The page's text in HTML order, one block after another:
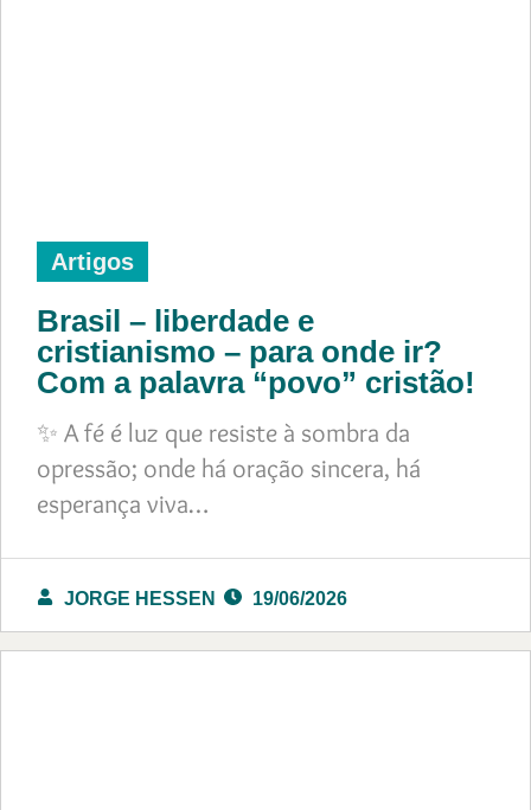
Artigos
Brasil – liberdade e
cristianismo – para onde ir?
Com a palavra “povo” cristão!
✨ A fé é luz que resiste à sombra da
opressão; onde há oração sincera, há
esperança viva…
JORGE HESSEN 19/06/2026